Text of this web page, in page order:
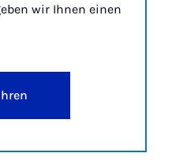
wir Ihnen einen